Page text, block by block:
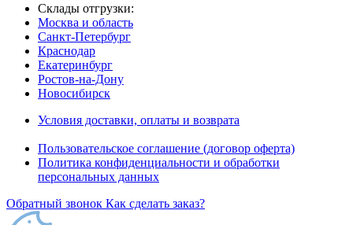
Склады отгрузки:
Москва и область
Санкт-Петербург
Краснодар
Екатеринбург
Ростов-на-Дону
Новосибирск
Условия доставки, оплаты и возврата
Пользовательское соглашение (договор оферта)
Политика конфиденциальности и обработки
персональных данных
Обратный звонок Как сделать заказ?